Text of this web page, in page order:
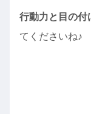
行動力と目の付
てくださいね♪